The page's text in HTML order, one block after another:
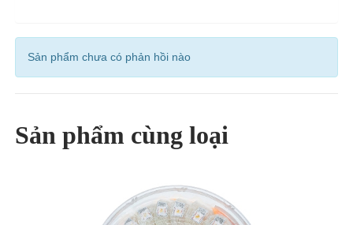
Sản phẩm chưa có phản hồi nào
Sản phẩm cùng loại